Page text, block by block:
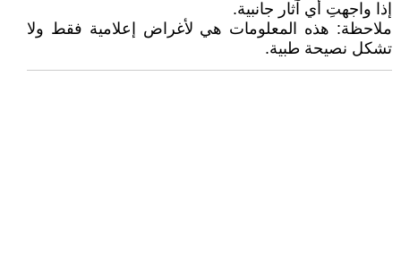
إذا واجهتِ أي آثار جانبية.
ملاحظة: هذه المعلومات هي لأغراض إعلامية فقط ولا
تشكل نصيحة طبية.